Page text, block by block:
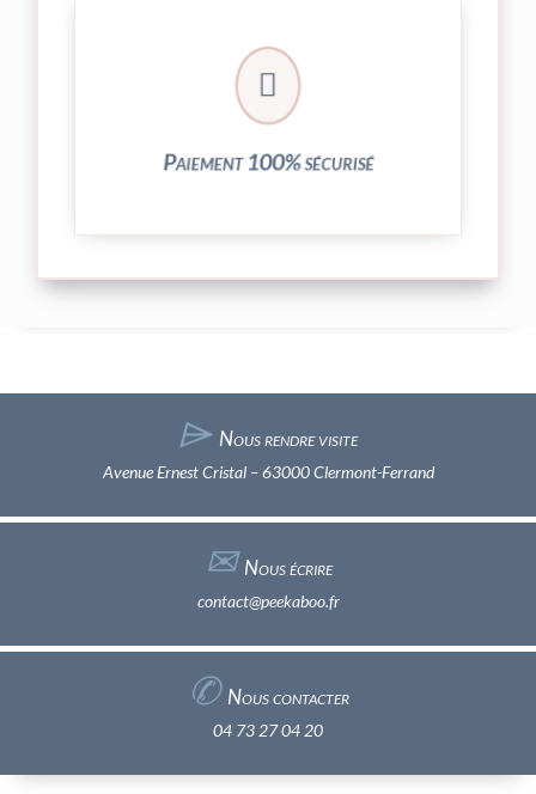

Paiement 100% sécurisé
Vos transactions par carte bancaire sont
entièrement sécurisées grâce au système
crypté de notre partenaire PayPlug.
⌲ Nous rendre visite
Avenue Ernest Cristal – 63000 Clermont-Ferrand
✉︎Nous écrire
contact@peekaboo.fr
✆ Nous contacter
04 73 27 04 20